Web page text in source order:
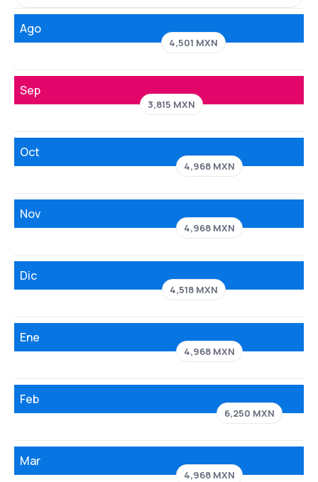
Ago
4,501 MXN
Sep
3,815 MXN
Oct
4,968 MXN
Nov
4,968 MXN
Dic
4,518 MXN
Ene
4,968 MXN
Feb
6,250 MXN
Mar
4,968 MXN